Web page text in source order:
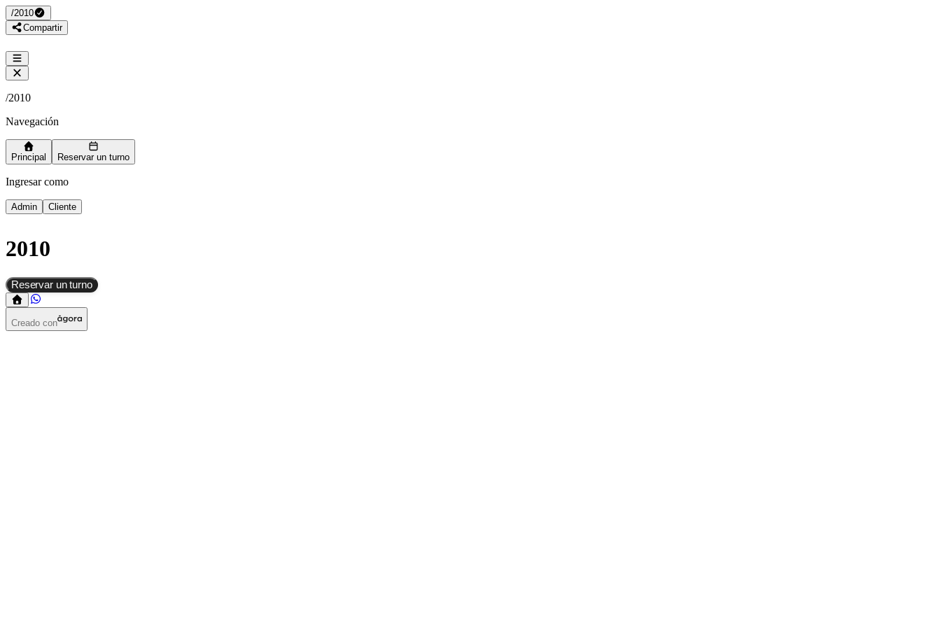
/2010
Compartir
/2010
Navegación
Principal Reservar un turno
Ingresar como
Admin Cliente
2010
Reservar un turno
Creado con